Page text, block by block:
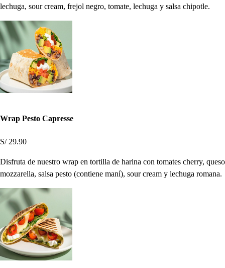
lechuga, sour cream, frejol negro, tomate, lechuga y salsa chipotle.
Wrap Pesto Capresse
S/ 29.90
Disfruta de nuestro wrap en tortilla de harina con tomates cherry, queso
mozzarella, salsa pesto (contiene maní), sour cream y lechuga romana.